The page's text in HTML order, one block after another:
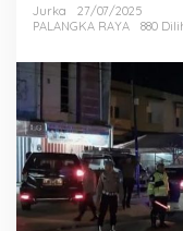
Jurka
27/07/2025
PALANGKA RAYA
880